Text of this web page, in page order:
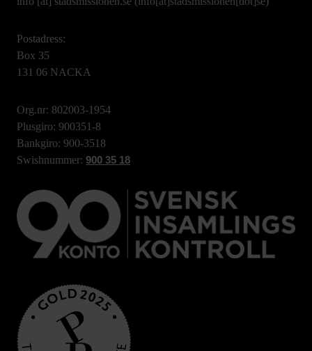
Postadress:
Box 35
131 06 NACKA
Org.nr: 802003-1954
Plusgiro: 900351-8
Bankgiro: 900-3518
Swishnummer: 900 35 18